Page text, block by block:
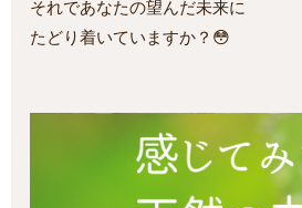
それであなたの望んだ未来に
たどり着いていますか？😳